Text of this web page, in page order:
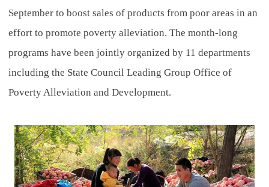
September to boost sales of products from poor areas in an
effort to promote poverty alleviation. The month-long
programs have been jointly organized by 11 departments
including the State Council Leading Group Office of
Poverty Alleviation and Development.